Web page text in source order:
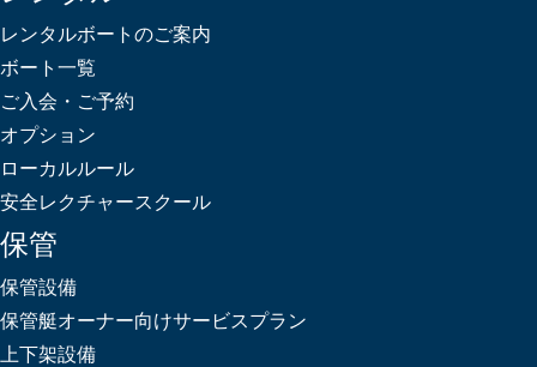
レンタルボートのご案内
ボート一覧
ご入会・ご予約
オプション
ローカルルール
安全レクチャースクール
保管
保管設備
保管艇オーナー向けサービスプラン
上下架設備